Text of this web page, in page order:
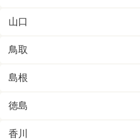
山口
鳥取
島根
徳島
香川